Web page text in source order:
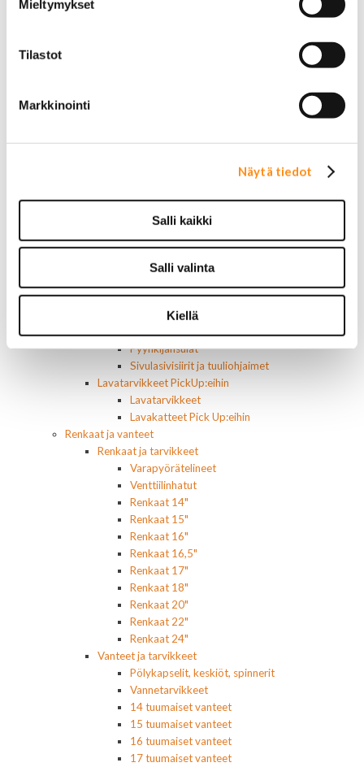
Mieltymykset
Tilastot
Markkinointi
Näytä tiedot
Salli kaikki
Salli valinta
Kiellä
Corvette
Buick
Sivulasit/takalasit
Tuulilasit
Tuulilasin pyyhkijän osat
Pyyhkijänsulat
Sivulasivisiirit ja tuuliohjaimet
Lavatarvikkeet PickUp:eihin
Lavatarvikkeet
Lavakatteet Pick Up:eihin
Renkaat ja vanteet
Renkaat ja tarvikkeet
Varapyörätelineet
Venttiilinhatut
Renkaat 14"
Renkaat 15"
Renkaat 16"
Renkaat 16,5"
Renkaat 17"
Renkaat 18"
Renkaat 20"
Renkaat 22"
Renkaat 24"
Vanteet ja tarvikkeet
Pölykapselit, keskiöt, spinnerit
Vannetarvikkeet
14 tuumaiset vanteet
15 tuumaiset vanteet
16 tuumaiset vanteet
17 tuumaiset vanteet